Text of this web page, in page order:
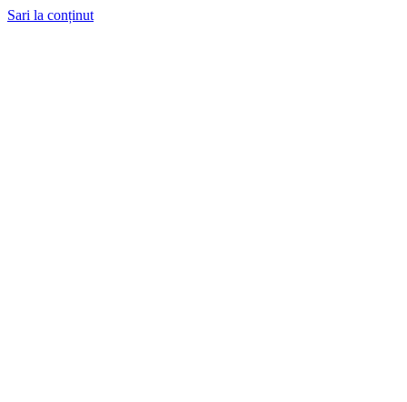
Sari la conținut